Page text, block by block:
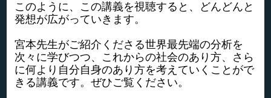
このように、この講義を視聴すると、どんどんと
発想が広がっていきます。
宮本先生がご紹介くださる世界最先端の分析を
次々に学びつつ、これからの社会のあり方、さら
に何より自分自身のあり方を考えていくことがで
きる講義です。ぜひご覧ください。